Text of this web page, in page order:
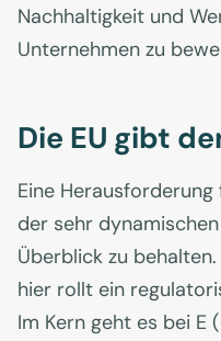
Nachhaltigkeit und
Unternehmen zu
Die EU gibt
Eine
der sehr
Überblick zu
hier rollt ein
Im Kern geht es bei E